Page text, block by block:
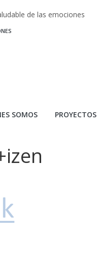
de las emociones
con las artes
SOMOS PROYECTOS